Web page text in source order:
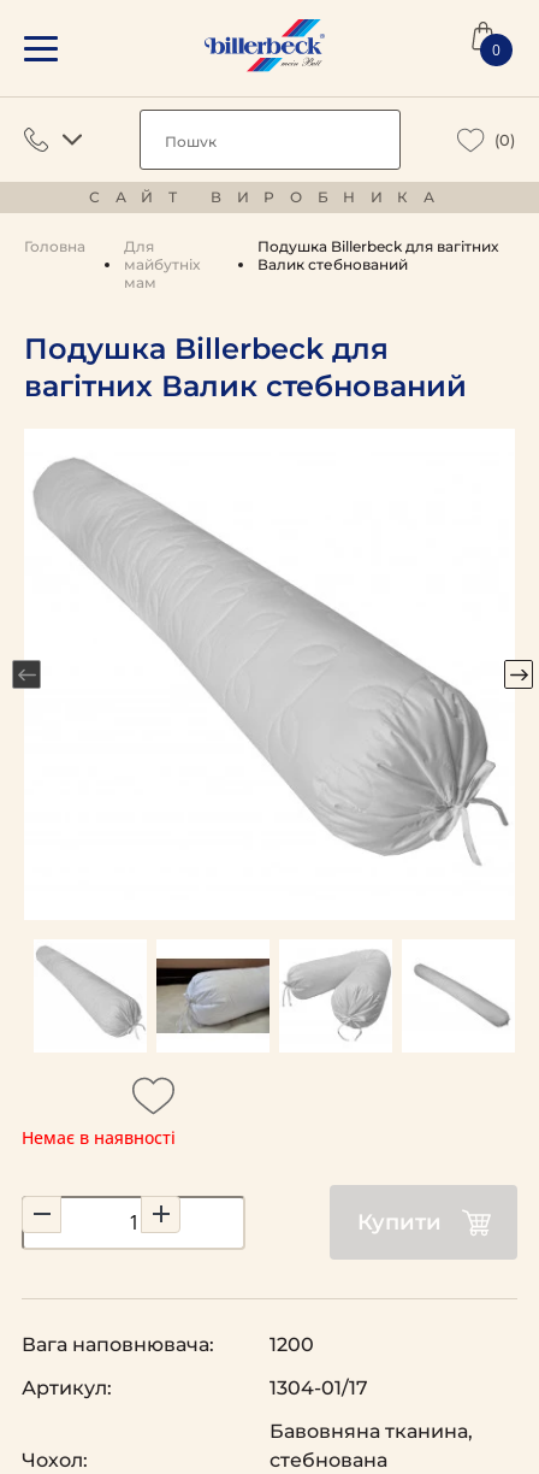
0
(0)
САЙТ ВИРОБНИКА
Головна
Для
майбутніх
мам
Подушка Billerbeck для вагітних
Валик стебнований
Подушка Billerbeck для
вагітних Валик стебнований
Немає в наявності
Купити
Вага наповнювача:
1200
Артикул:
1304-01/17
Чохол:
Бавовняна тканина,
стебнована